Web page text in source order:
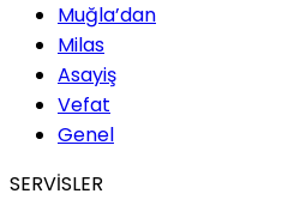
Muğla’dan
Milas
Asayiş
Vefat
Genel
SERVİSLER